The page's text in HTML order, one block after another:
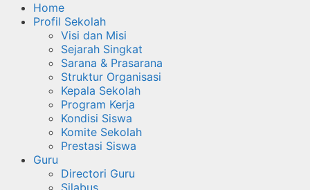
Home
Profil Sekolah
Visi dan Misi
Sejarah Singkat
Sarana & Prasarana
Struktur Organisasi
Kepala Sekolah
Program Kerja
Kondisi Siswa
Komite Sekolah
Prestasi Siswa
Guru
Directori Guru
Silabus